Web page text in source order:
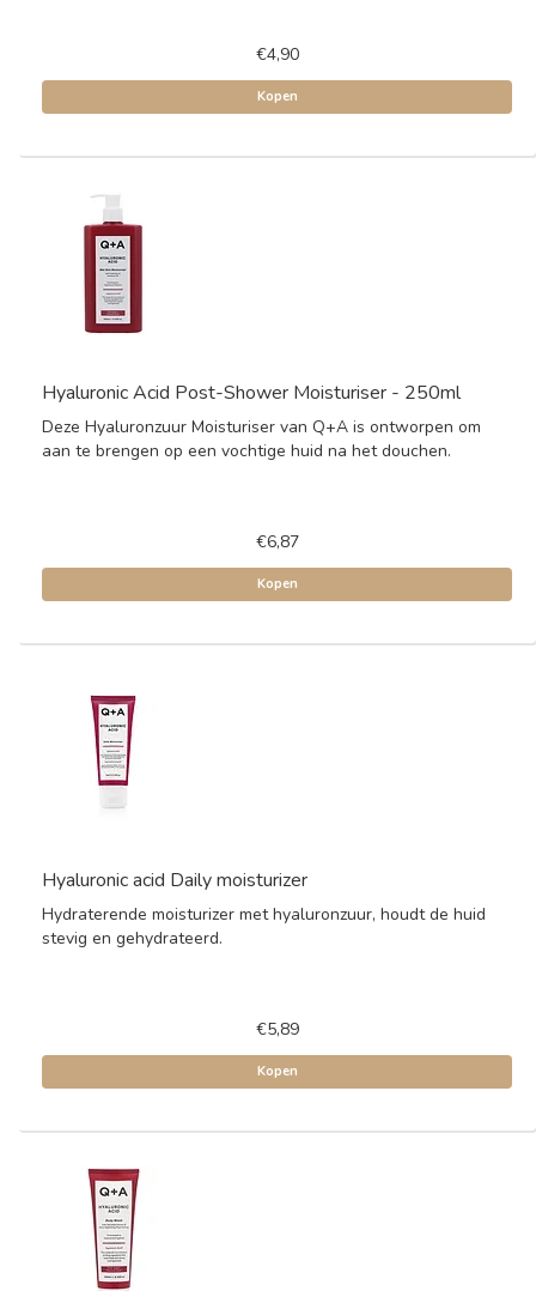
€4,90
Kopen
Hyaluronic Acid Post-Shower Moisturiser - 250ml
Deze Hyaluronzuur Moisturiser van Q+A is ontworpen om
aan te brengen op een vochtige huid na het douchen.
€6,87
Kopen
Hyaluronic acid Daily moisturizer
Hydraterende moisturizer met hyaluronzuur, houdt de huid
stevig en gehydrateerd.
€5,89
Kopen